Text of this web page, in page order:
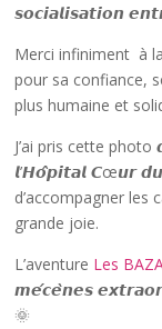
𝙨𝙤𝙘𝙞𝙖𝙡𝙞𝙨𝙖𝙩𝙞𝙤𝙣
Merci infiniment à la
pour sa confiance,
plus humaine et
J’ai pris cette
𝙡’𝙃𝙤̂𝙥𝙞𝙩𝙖𝙡 𝘾œ𝙪𝙧
d’accompagner les
grande joie.
L’aventure Les
𝙢𝙚́𝙘𝙚̀𝙣𝙚𝙨
🌞